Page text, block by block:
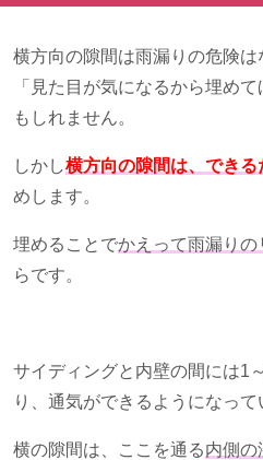
横方向の隙間は雨漏りの危険は
「見た目が気になるから埋め
もしれません。
しかし横方向の隙間は、できる
めします。
埋めることでかえって雨漏りの
らです。
サイディングと内壁の間には1 ～
り、通気ができるようになって
横の隙間は、ここを通る内側の